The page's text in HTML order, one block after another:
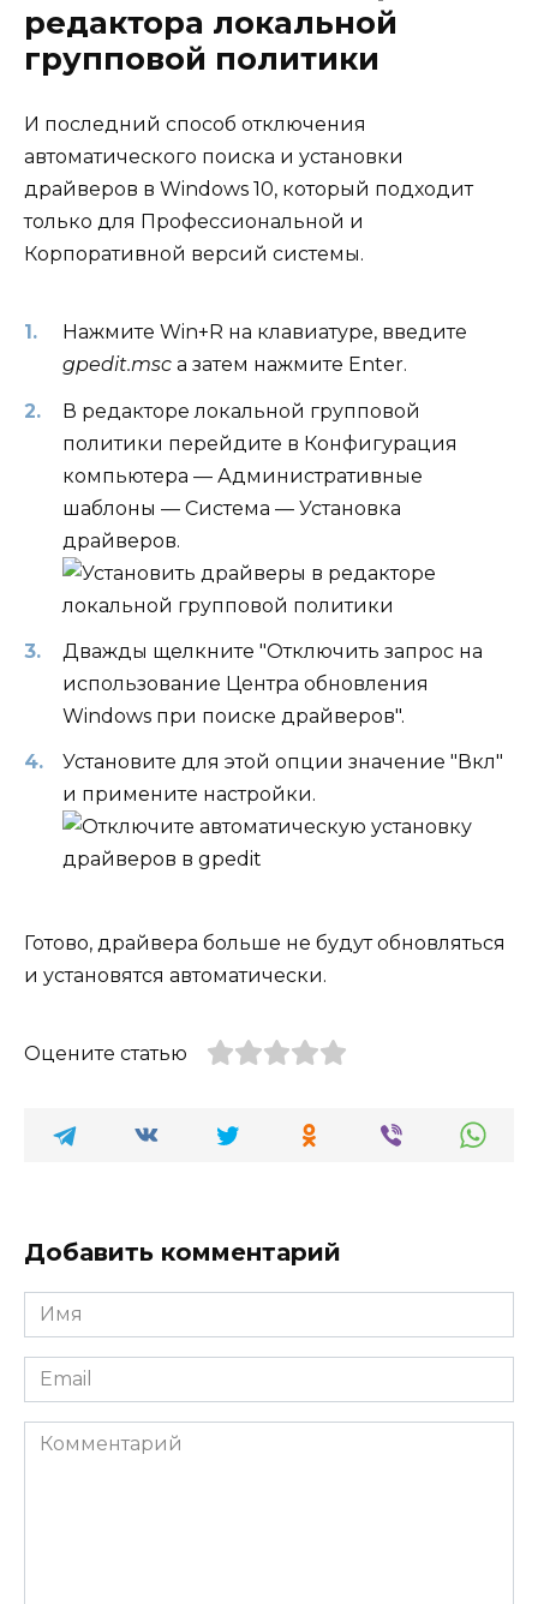
редактора локальной
групповой политики
И последний способ отключения
автоматического поиска и установки
драйверов в Windows 10, который подходит
только для Профессиональной и
Корпоративной версий системы.
Нажмите Win+R на клавиатуре, введите
gpedit.msc а затем нажмите Enter.
В редакторе локальной групповой
политики перейдите в Конфигурация
компьютера — Административные
шаблоны — Система — Установка
драйверов.
Дважды щелкните "Отключить запрос на
использование Центра обновления
Windows при поиске драйверов".
Установите для этой опции значение "Вкл"
и примените настройки.
Готово, драйвера больше не будут обновляться
и установятся автоматически.
Оцените статью
Добавить комментарий
Имя
*
Email
*
Комментарий